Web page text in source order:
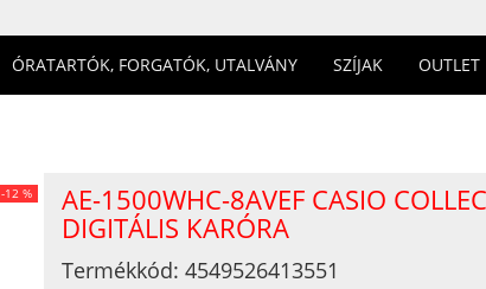
ÓRATARTÓK, FORGATÓK, UTALVÁNY SZÍJAK OUTLET
-12 %
AE-1500WHC-8AVEF CASIO
DIGITÁLIS KARÓRA
Termékkód: 4549526413551